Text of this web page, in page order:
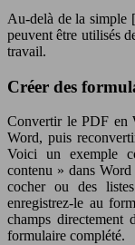
Au-delà de la simple
peuvent être utilisés
travail.
Créer des
Convertir le PDF en
Word, puis
Voici un exemple
contenu » dans Word
cocher ou des
enregistrez-le au
champs directement
formulaire complété.